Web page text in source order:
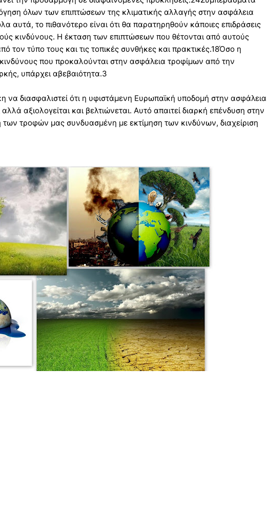
όλων των επιπτώσεων της κλιματικής αλλαγής στην ασφάλεια
αυτά, το πιθανότερο είναι ότι θα παρατηρηθούν κάποιες επιδράσεις
κινδύνους. Η έκταση των επιπτώσεων που θέτονται από αυτούς
τον τύπο τους και τις τοπικές συνθήκες και πρακτικές.18Όσο η
που προκαλούνται στην ασφάλεια τροφίμων από την
υπάρχει αβεβαιότητα.3
να διασφαλιστεί ότι η υφιστάμενη Ευρωπαϊκή υποδομή στην ασφάλεια
αξιολογείται και βελτιώνεται. Αυτό απαιτεί διαρκή επένδυση στην
τροφών μας συνδυασμένη με εκτίμηση των κινδύνων, διαχείριση